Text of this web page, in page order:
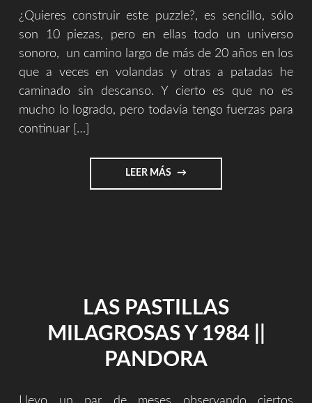
¿Quieres construir este puzzle?, es sencillo, sólo
son 10 piezas, pero en ellas todo un universo
sonoro, un camino largo de más de 20 años en los
que a veces en volandas y otras a patadas he
caminado sin descanso. Y cierto es que no es
mucho lo logrado, pero todavía tengo fuerzas para
continuar […]
LEER MÁS "COMPLETA
ESTE
LAS PASTILLAS
MILAGROSAS Y 1984 ||
PANDORA